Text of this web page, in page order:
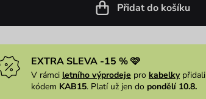
Přidat do košíku
EXTRA SLEVA -15 % 🩷
V rámci letního výprodeje pro kabelkypřidali
kódem KAB15. Platí už jen do pondělí 10.8.